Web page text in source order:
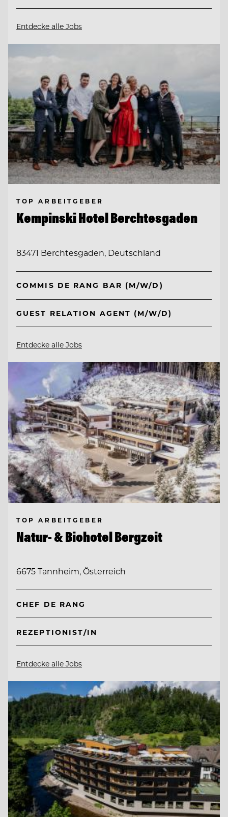
Entdecke alle Jobs
TOP ARBEITGEBER
Kempinski Hotel Berchtesgaden
83471 Berchtesgaden, Deutschland
COMMIS DE RANG BAR (M/W/D)
GUEST RELATION AGENT (M/W/D)
Entdecke alle Jobs
TOP ARBEITGEBER
Natur- & Biohotel Bergzeit
6675 Tannheim, Österreich
CHEF DE RANG
REZEPTIONIST/IN
Entdecke alle Jobs